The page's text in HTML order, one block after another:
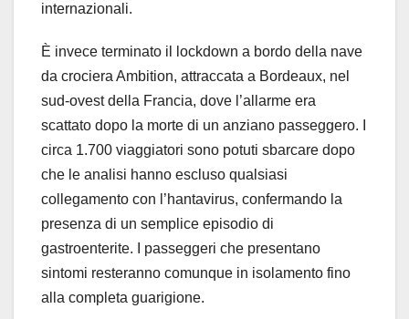
internazionali.
È invece terminato il lockdown a bordo della nave
da crociera Ambition, attraccata a Bordeaux, nel
sud-ovest della Francia, dove l’allarme era
scattato dopo la morte di un anziano passeggero. I
circa 1.700 viaggiatori sono potuti sbarcare dopo
che le analisi hanno escluso qualsiasi
collegamento con l’hantavirus, confermando la
presenza di un semplice episodio di
gastroenterite. I passeggeri che presentano
sintomi resteranno comunque in isolamento fino
alla completa guarigione.